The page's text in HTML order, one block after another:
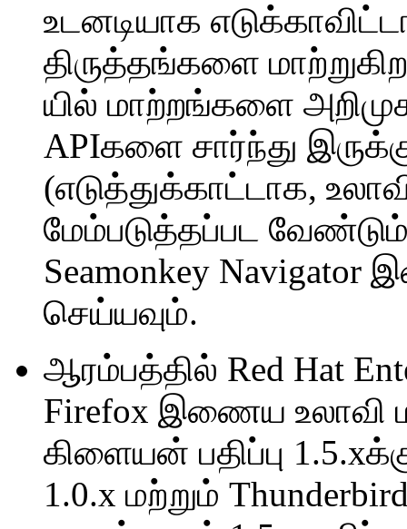
உடனடியாக
திருத்தங்களை
யில் மாற்றங்களை
APIகளை சார்ந்து
(எடுத்துக்காட்டாக,
மேம்படுத்தப்பட
Seamonkey
செய்யவும்.
ஆரம்பத்தில் Red Hat
Firefox இணைய உலாவி
கிளையன் பதிப்பு
1.0.x மற்றும்